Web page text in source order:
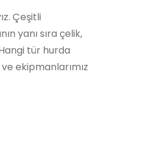
Çeşitli
yanı sıra çelik,
tür hurda
ekipmanlarımız